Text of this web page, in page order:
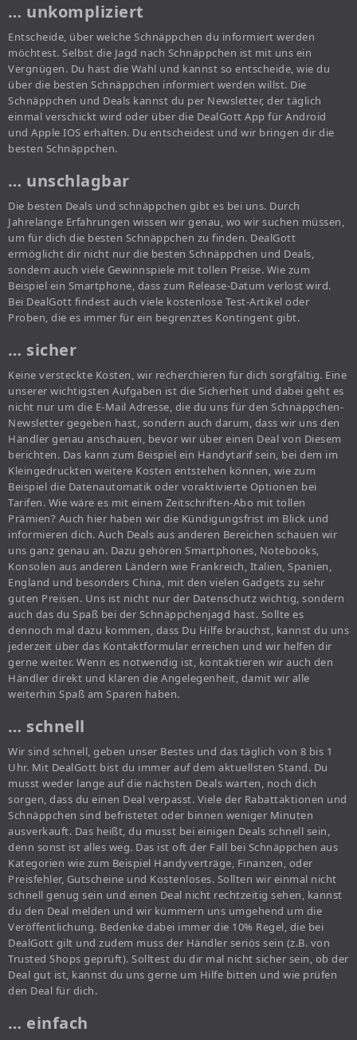
… unkompliziert
Entscheide, über welche Schnäppchen du informiert werden
möchtest. Selbst die Jagd nach Schnäppchen ist mit uns ein
Vergnügen. Du hast die Wahl und kannst so entscheide, wie du
über die besten Schnäppchen informiert werden willst. Die
Schnäppchen und Deals kannst du per Newsletter, der täglich
einmal verschickt wird oder über die DealGott App für Android
und Apple IOS erhalten. Du entscheidest und wir bringen dir die
besten Schnäppchen.
… unschlagbar
Die besten Deals und schnäppchen gibt es bei uns. Durch
Jahrelange Erfahrungen wissen wir genau, wo wir suchen müssen,
um für dich die besten Schnäppchen zu finden. DealGott
ermöglicht dir nicht nur die besten Schnäppchen und Deals,
sondern auch viele Gewinnspiele mit tollen Preise. Wie zum
Beispiel ein Smartphone, dass zum Release-Datum verlost wird.
Bei DealGott findest auch viele kostenlose Test-Artikel oder
Proben, die es immer für ein begrenztes Kontingent gibt.
… sicher
Keine versteckte Kosten, wir recherchieren für dich sorgfältig. Eine
unserer wichtigsten Aufgaben ist die Sicherheit und dabei geht es
nicht nur um die E-Mail Adresse, die du uns für den Schnäppchen-
Newsletter gegeben hast, sondern auch darum, dass wir uns den
Händler genau anschauen, bevor wir über einen Deal von Diesem
berichten. Das kann zum Beispiel ein Handytarif sein, bei dem im
Kleingedruckten weitere Kosten entstehen können, wie zum
Beispiel die Datenautomatik oder voraktivierte Optionen bei
Tarifen. Wie wäre es mit einem Zeitschriften-Abo mit tollen
Prämien? Auch hier haben wir die Kündigungsfrist im Blick und
informieren dich. Auch Deals aus anderen Bereichen schauen wir
uns ganz genau an. Dazu gehören Smartphones, Notebooks,
Konsolen aus anderen Ländern wie Frankreich, Italien, Spanien,
England und besonders China, mit den vielen Gadgets zu sehr
guten Preisen. Uns ist nicht nur der Datenschutz wichtig, sondern
auch das du Spaß bei der Schnäppchenjagd hast. Sollte es
dennoch mal dazu kommen, dass Du Hilfe brauchst, kannst du uns
jederzeit über das Kontaktformular erreichen und wir helfen dir
gerne weiter. Wenn es notwendig ist, kontaktieren wir auch den
Händler direkt und klären die Angelegenheit, damit wir alle
weiterhin Spaß am Sparen haben.
… schnell
Wir sind schnell, geben unser Bestes und das täglich von 8 bis 1
Uhr. Mit DealGott bist du immer auf dem aktuellsten Stand. Du
musst weder lange auf die nächsten Deals warten, noch dich
sorgen, dass du einen Deal verpasst. Viele der Rabattaktionen und
Schnäppchen sind befristetet oder binnen weniger Minuten
ausverkauft. Das heißt, du musst bei einigen Deals schnell sein,
denn sonst ist alles weg. Das ist oft der Fall bei Schnäppchen aus
Kategorien wie zum Beispiel Handyverträge, Finanzen, oder
Preisfehler, Gutscheine und Kostenloses. Sollten wir einmal nicht
schnell genug sein und einen Deal nicht rechtzeitig sehen, kannst
du den Deal melden und wir kümmern uns umgehend um die
Veröffentlichung. Bedenke dabei immer die 10% Regel, die bei
DealGott gilt und zudem muss der Händler seriös sein (z.B. von
Trusted Shops geprüft). Solltest du dir mal nicht sicher sein, ob der
Deal gut ist, kannst du uns gerne um Hilfe bitten und wie prüfen
den Deal für dich.
… einfach